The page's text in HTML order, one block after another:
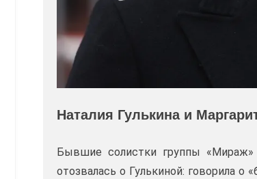
Наталия Гулькина и
Бывшие солистки группы «Мираж»
отозвалась о Гулькиной: говорила о